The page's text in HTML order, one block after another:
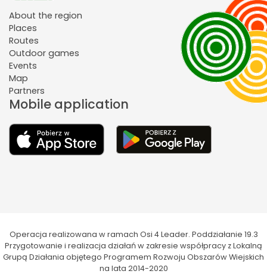
About the region
Places
Routes
Outdoor games
Events
Map
Partners
Mobile application
Operacja realizowana w ramach Osi 4 Leader. Poddziałanie 19.3
Przygotowanie i realizacja działań w zakresie współpracy z Lokalną
Grupą Działania objętego Programem Rozwoju Obszarów Wiejskich
na lata 2014-2020